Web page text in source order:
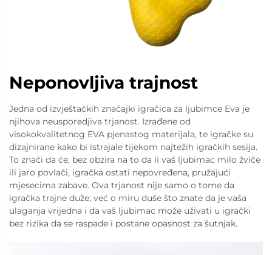
Neponovljiva trajnost
Jedna od izvještačkih značajki igračica za ljubimce Eva je
njihova neusporedjiva trjanost. Izrađene od
visokokvalitetnog EVA pjenastog materijala, te igračke su
dizajnirane kako bi istrajale tijekom najtežih igračkih sesija.
To znači da će, bez obzira na to da li vaš ljubimac milo žviče
ili jaro povlači, igračka ostati nepovređena, pružajući
mjesecima zabave. Ova trjanost nije samo o tome da
igračka trajne duže; već o miru duše što znate da je vaša
ulaganja vrijedna i da vaš ljubimac može uživati u igrački
bez rizika da se raspade i postane opasnost za šutnjak.